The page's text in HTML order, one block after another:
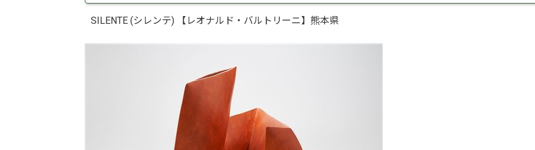
SILENTE (シレンテ) 【レオナルド・バルトリーニ】熊本県